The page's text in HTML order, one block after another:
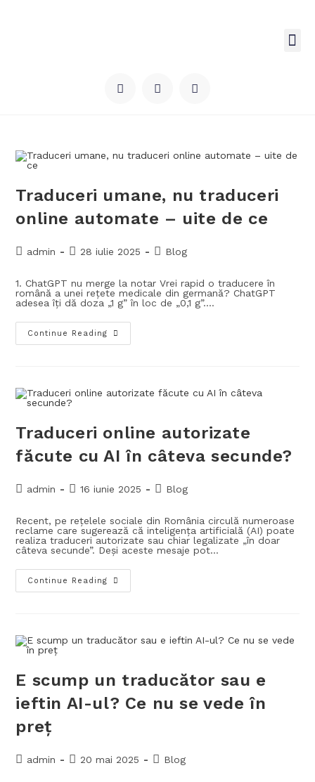
Traduceri umane, nu traduceri
online automate – uite de ce
admin 28 iulie 2025 Blog
1. ChatGPT nu merge la notar Vrei rapid o traducere în
română a unei rețete medicale din germană? ChatGPT
adesea îți dă doza „1 g” în loc de „0,1 g”.…
Continue Reading
Traduceri online autorizate
făcute cu AI în câteva secunde?
admin 16 iunie 2025 Blog
Recent, pe rețelele sociale din România circulă numeroase
reclame care sugerează că inteligența artificială (AI) poate
realiza traduceri autorizate sau chiar legalizate „în doar
câteva secunde”. Deși aceste mesaje pot…
Continue Reading
E scump un traducător sau e
ieftin AI-ul? Ce nu se vede în
preț
admin 20 mai 2025 Blog